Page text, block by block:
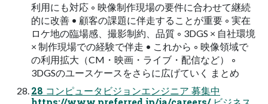
利用にも対応 ◦ 映像制作現場の要件に合わせて継続
的に改善 • 顧客の課題に伴走することが重要 ◦ 実在
ロケ地の臨場感、撮影制約、品質 ◦ 3DGS × 自社環境
× 制作現場での経験で伴走 • これから ◦ 映像領域で
の利用拡大（CM・映画・ライブ・配信など） ◦
3DGSのユースケースをさらに広げていく まとめ
28 コンピュータビジョンエンジニア 募集中